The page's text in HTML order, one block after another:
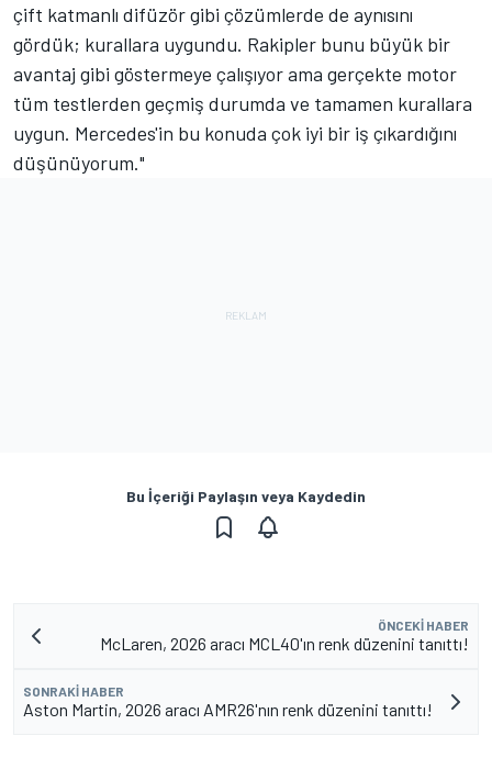
çift katmanlı difüzör gibi çözümlerde de aynısını
gördük; kurallara uygundu. Rakipler bunu büyük bir
avantaj gibi göstermeye çalışıyor ama gerçekte motor
tüm testlerden geçmiş durumda ve tamamen kurallara
uygun. Mercedes'in bu konuda çok iyi bir iş çıkardığını
düşünüyorum."
Bu İçeriği Paylaşın veya Kaydedin
ÖNCEKI HABER
McLaren, 2026 aracı MCL40'ın renk düzenini tanıttı!
SONRAKI HABER
Aston Martin, 2026 aracı AMR26'nın renk düzenini tanıttı!